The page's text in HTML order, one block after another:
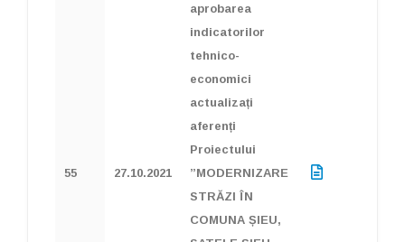
55 27.10.2021
aprobarea
indicatorilor
tehnico-
economici
actualizați
aferenți
Proiectului
”MODERNIZARE
STRĂZI ÎN
COMUNA ȘIEU,